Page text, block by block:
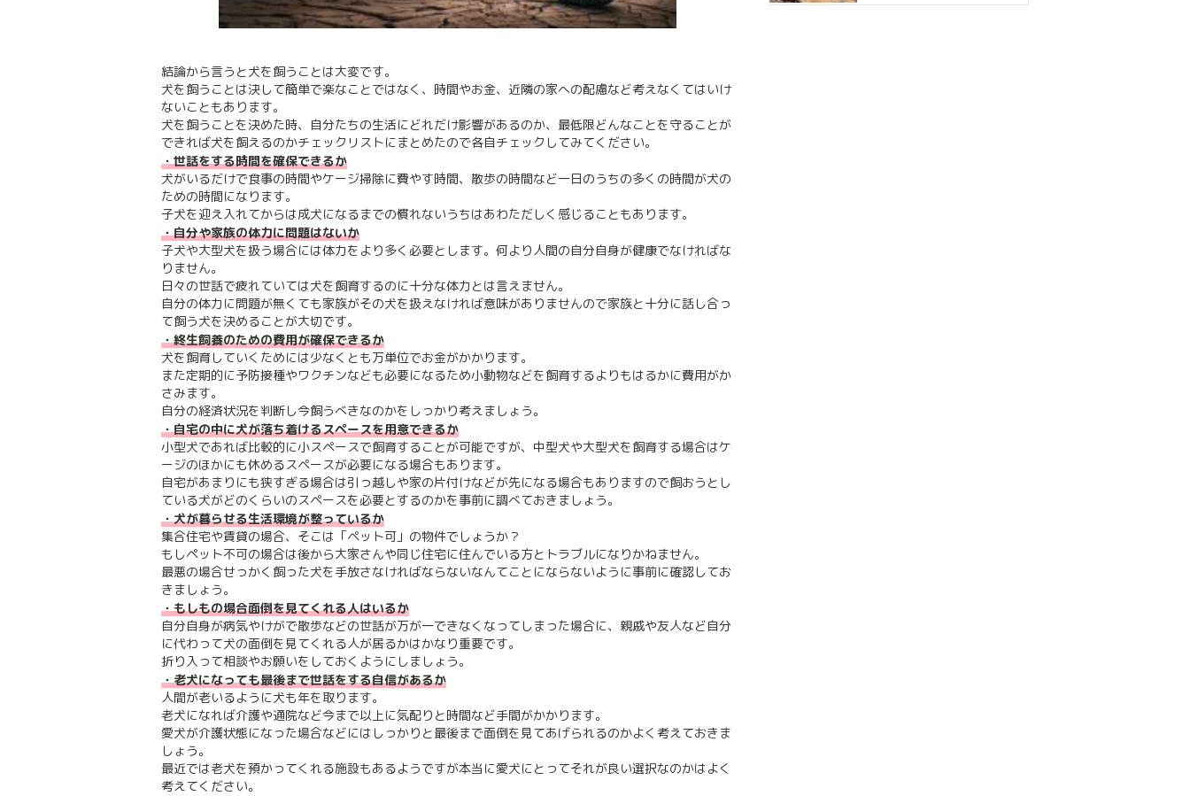
結論から言うと犬を飼うことは大変です。
犬を飼うことは決して簡単で楽なことではなく、時間やお金、近隣の家への配慮など考えなくてはいけ
ないこともあります。
犬を飼うことを決めた時、自分たちの生活にどれだけ影響があるのか、最低限どんなことを守ることが
できれば犬を飼えるのかチェックリストにまとめたので各自チェックしてみてください。
・世話をする時間を確保できるか
犬がいるだけで食事の時間やケージ掃除に費やす時間、散歩の時間など一日のうちの多くの時間が犬の
ための時間になります。
子犬を迎え入れてからは成犬になるまでの慣れないうちはあわただしく感じることもあります。
・自分や家族の体力に問題はないか
子犬や大型犬を扱う場合には体力をより多く必要とします。何より人間の自分自身が健康でなければな
りません。
日々の世話で疲れていては犬を飼育するのに十分な体力とは言えません。
自分の体力に問題が無くても家族がその犬を扱えなければ意味がありませんので家族と十分に話し合っ
て飼う犬を決めることが大切です。
・終生飼養のための費用が確保できるか
犬を飼育していくためには少なくとも万単位でお金がかかります。
また定期的に予防接種やワクチンなども必要になるため小動物などを飼育するよりもはるかに費用がか
さみます。
自分の経済状況を判断し今飼うべきなのかをしっかり考えましょう。
・自宅の中に犬が落ち着けるスペースを用意できるか
小型犬であれば比較的に小スペースで飼育することが可能ですが、中型犬や大型犬を飼育する場合はケ
ージのほかにも休めるスペースが必要になる場合もあります。
自宅があまりにも狭すぎる場合は引っ越しや家の片付けなどが先になる場合もありますので飼おうとし
ている犬がどのくらいのスペースを必要とするのかを事前に調べておきましょう。
・犬が暮らせる生活環境が整っているか
集合住宅や賃貸の場合、そこは「ペット可」の物件でしょうか？
もしペット不可の場合は後から大家さんや同じ住宅に住んでいる方とトラブルになりかねません。
最悪の場合せっかく飼った犬を手放さなければならないなんてことにならないように事前に確認してお
きましょう。
・もしもの場合面倒を見てくれる人はいるか
自分自身が病気やけがで散歩などの世話が万が一できなくなってしまった場合に、親戚や友人など自分
に代わって犬の面倒を見てくれる人が居るかはかなり重要です。
折り入って相談やお願いをしておくようにしましょう。
・老犬になっても最後まで世話をする自信があるか
人間が老いるように犬も年を取ります。
老犬になれば介護や通院など今まで以上に気配りと時間など手間がかかります。
愛犬が介護状態になった場合などにはしっかりと最後まで面倒を見てあげられるのかよく考えておきま
しょう。
最近では老犬を預かってくれる施設もあるようですが本当に愛犬にとってそれが良い選択なのかはよく
考えてください。